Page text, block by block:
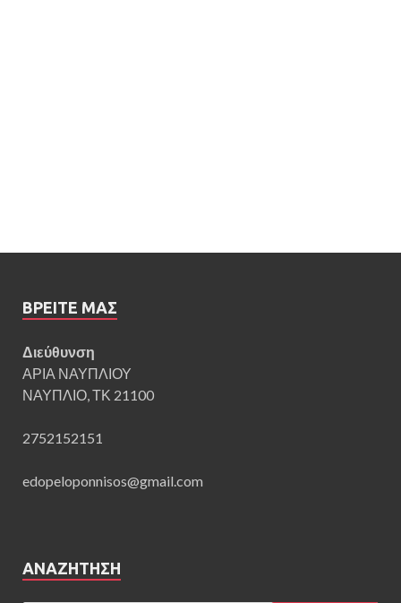
ΒΡΕΊΤΕ ΜΑΣ
Διεύθυνση
ΑΡΙΑ ΝΑΥΠΛΙΟΥ
ΝΑΥΠΛΙΟ, ΤΚ 21100
2752152151
edopeloponnisos@gmail.com
ΑΝΑΖΉΤΗΣΗ